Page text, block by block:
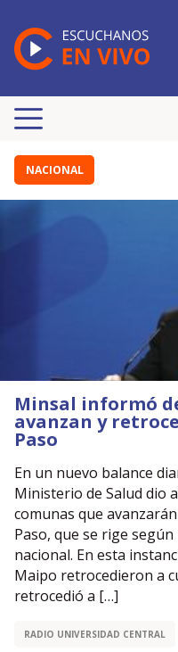
NACIONAL
Minsal informó
avanzan y
Paso
En un nuevo balance
Ministerio de Salud dio
comunas que
Paso, que se rige
nacional. En esta
Maipo retrocedieron a
retrocedió a […]
RADIO UNIVERSIDAD CENTRAL